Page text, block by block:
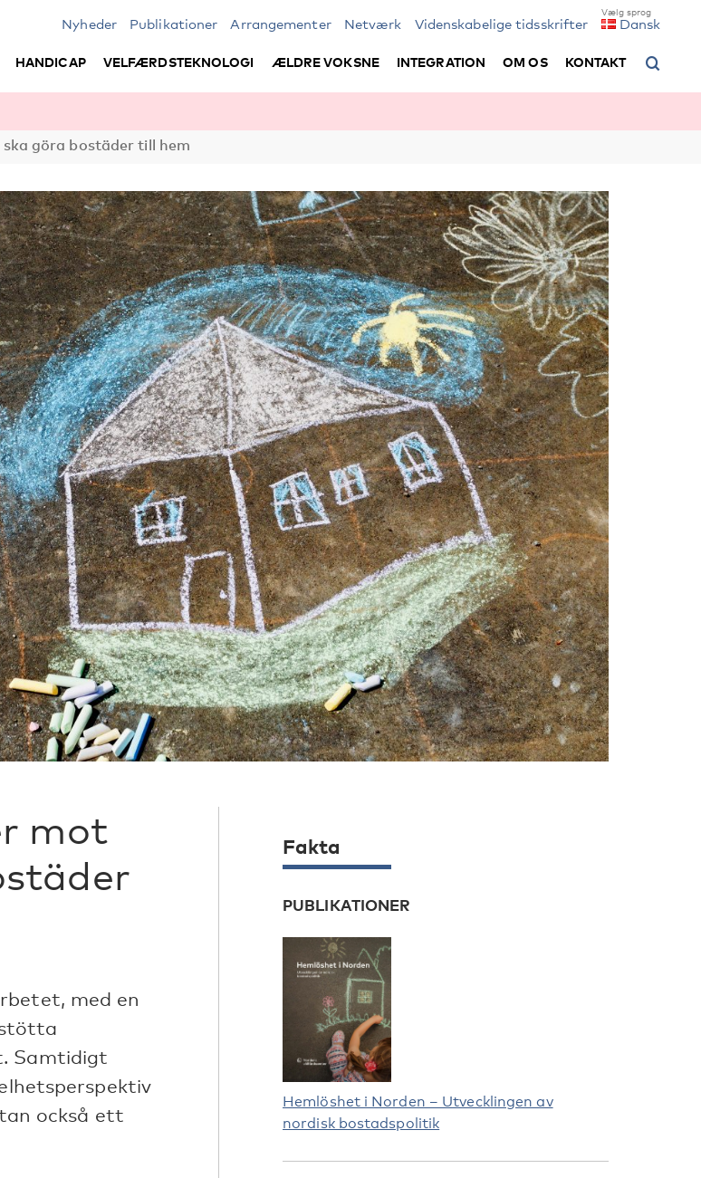
Nyheder Publikationer Arrangementer Netværk Videnskabelige tidsskrifter Dansk
HANDICAP VELFÆRDSTEKNOLOGI ÆLDRE VOKSNE INTEGRATION OM OS KONTAKT
göra bostäder till hem
mot
med en
Samtidigt
också ett
Fakta
PUBLIKATIONER
Hemlöshet i Norden – Utvecklingen av
nordisk bostadspolitik